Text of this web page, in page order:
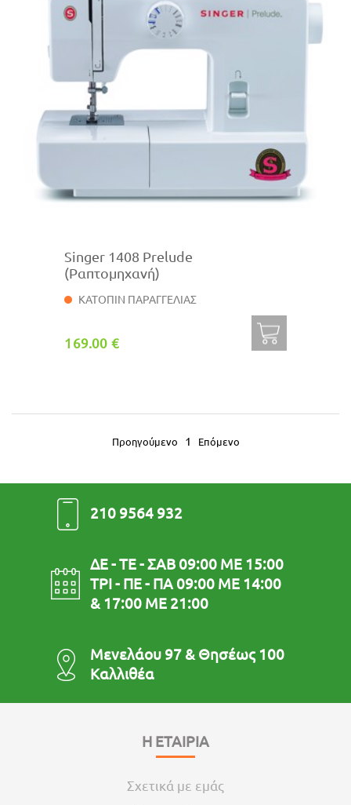
Singer 1408 Prelude
(Ραπτομηχανή)
ΚΑΤΟΠΙΝ ΠΑΡΑΓΓΕΛΙΑΣ
169.00 €
Προηγούμενο 1 Επόμενο
210 9564 932
ΔΕ - ΤΕ - ΣΑΒ 09:00 ΜΕ 15:00
ΤΡΙ - ΠΕ - ΠΑ 09:00 ΜΕ 14:00
& 17:00 ΜΕ 21:00
Μενελάου 97 & Θησέως 100
Καλλιθέα
Η ΕΤΑΙΡΙΑ
Σχετικά με εμάς